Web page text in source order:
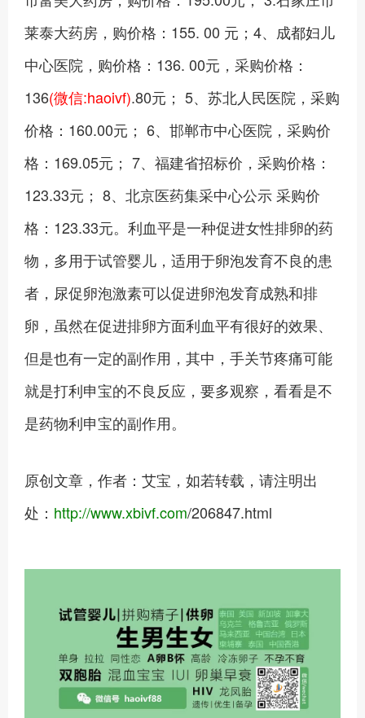
莱泰大药房，购价格：155. 00 元；4、成都妇儿
中心医院，购价格：136. 00元，采购价格：
136(微信:haoivf).80元； 5、苏北人民医院，采购
价格：160.00元； 6、邯郸市中心医院，采购价
格：169.05元； 7、福建省招标价，采购价格：
123.33元； 8、北京医药集采中心公示 采购价
格：123.33元。利血平是一种促进女性排卵的药
物，多用于试管婴儿，适用于卵泡发育不良的患
者，尿促卵泡激素可以促进卵泡发育成熟和排
卵，虽然在促进排卵方面利血平有很好的效果、
但是也有一定的副作用，其中，手关节疼痛可能
就是打利申宝的不良反应，要多观察，看看是不
是药物利申宝的副作用。
原创文章，作者：艾宝，如若转载，请注明出
处： http://www.xbivf.com/206847.html